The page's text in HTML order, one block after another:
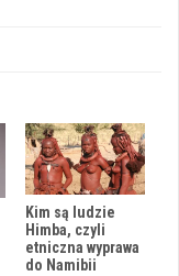
Kim są ludzie
Himba, czyli
etniczna wyprawa
do Namibii